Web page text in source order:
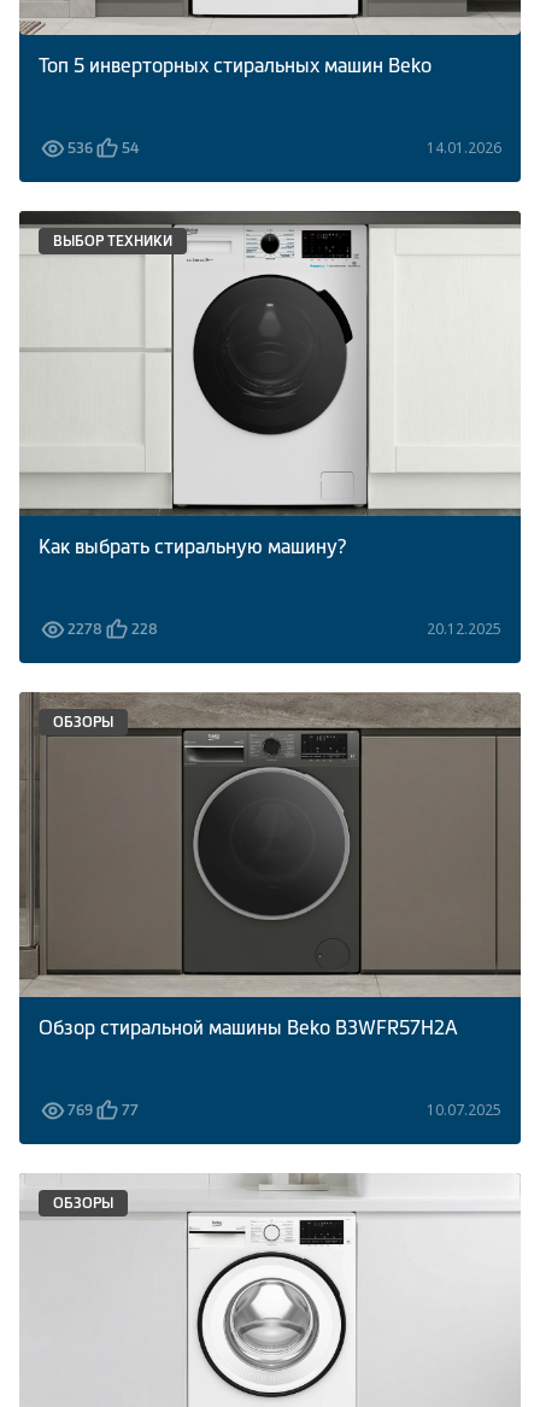
Топ 5 инверторных стиральных машин Beko
536 54 14.01.2026
ВЫБОР ТЕХНИКИ
Как выбрать стиральную машину?
2278 228 20.12.2025
ОБЗОРЫ
Обзор стиральной машины Beko B3WFR57H2A
769 77 10.07.2025
ОБЗОРЫ